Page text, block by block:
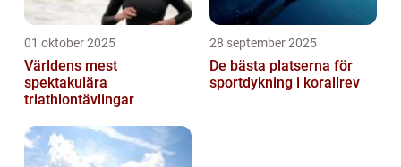
01 oktober 2025
Världens mest
spektakulära
triathlontävlingar
28 september 2025
De bästa platserna för
sportdykning i korallrev